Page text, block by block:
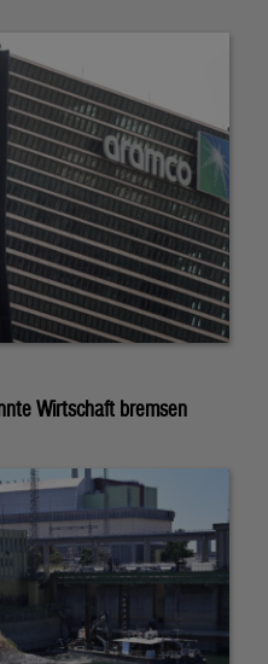
Wirtschaft bremsen